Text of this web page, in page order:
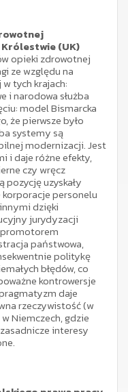
(UK)
opieki zdrowotnej
ze względu na
tych krajach:
i narodowa służba
model Bismarcka
że pierwsze było
systemy są
modernizacji. Jest
i daje różne efekty,
czy wręcz
pozycję uzyskały
personelu
dzięki
jurydyzacji
promotorem
państwowa,
politykę
błędów, co
kontrowersje
daje
rzeczywistość (w
Niemczech, gdzie
interesy